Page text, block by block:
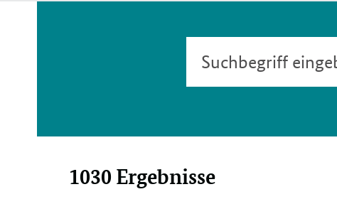
eingeben
Suche:
1030 Ergebnisse